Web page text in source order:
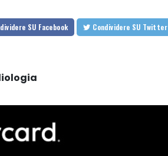
SU Facebook Condividere SU Twitter